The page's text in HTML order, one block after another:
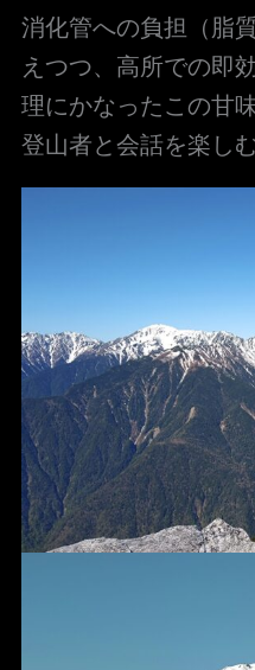
消化管への負担（脂
えつつ、高所での即
理にかなったこの甘
登山者と会話を楽しむ